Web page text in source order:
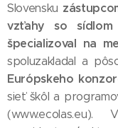
Slovensku
vzťahy so
špecializoval na
spoluzakladal a
Európskeho
sieť škôl a